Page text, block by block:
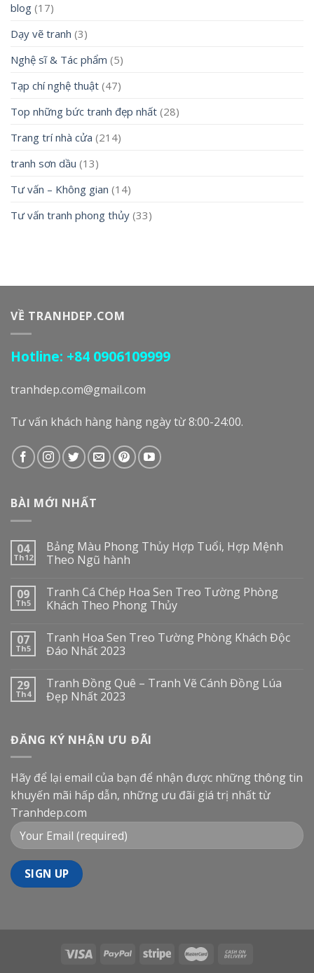
blog (17)
Dạy vẽ tranh (3)
Nghệ sĩ & Tác phẩm (5)
Tạp chí nghệ thuật (47)
Top những bức tranh đẹp nhất (28)
Trang trí nhà cửa (214)
tranh sơn dầu (13)
Tư vấn – Không gian (14)
Tư vấn tranh phong thủy (33)
VỀ TRANHDEP.COM
Hotline: +84 0906109999
tranhdep.com@gmail.com
Tư vấn khách hàng hàng ngày từ 8:00-24:00.
BÀI MỚI NHẤT
04
Th12
Bảng Màu Phong Thủy Hợp Tuổi, Hợp Mệnh
Theo Ngũ hành
09
Th5
Tranh Cá Chép Hoa Sen Treo Tường Phòng
Khách Theo Phong Thủy
07
Th5
Tranh Hoa Sen Treo Tường Phòng Khách Độc
Đáo Nhất 2023
29
Th4
Tranh Đồng Quê – Tranh Vẽ Cánh Đồng Lúa
Đẹp Nhất 2023
ĐĂNG KÝ NHẬN ƯU ĐÃI
Hãy để lại email của bạn để nhận được những thông tin
khuyến mãi hấp dẫn, những ưu đãi giá trị nhất từ
Tranhdep.com